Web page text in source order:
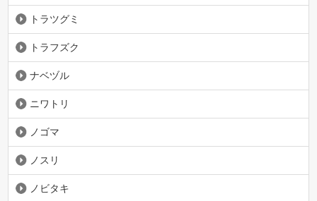
トラツグミ
トラフズク
ナベヅル
ニワトリ
ノゴマ
ノスリ
ノビタキ